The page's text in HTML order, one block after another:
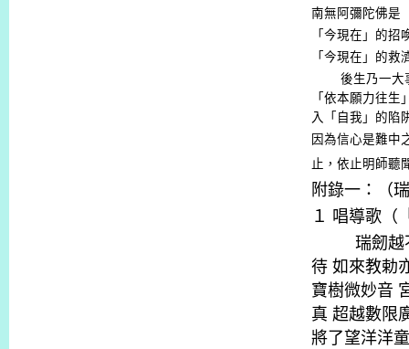
南無阿彌陀佛是
「今現在」的招
「今現在」的救
後生乃一大
「依本願力往
入「自我」的陷
因為信心是難中
止，依止明師聽
附錄一：（
１ 唱導歌（
瑞劒越
待 如來教勅
寶樹微妙音
真 超越數限
將了望洋洋